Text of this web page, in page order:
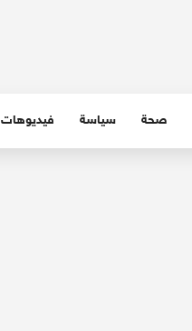
صحة سياسة فيديوهات